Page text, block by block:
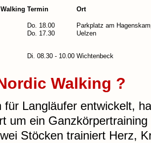
Termin Ort
Do. 18.00
Do. 17.30
Parkplatz am
Uelzen
Di. 08.30 - 10.00 Wichtenbeck
Walking ?
für Langläufer entwickelt,
um ein
Stöcken trainiert Herz,